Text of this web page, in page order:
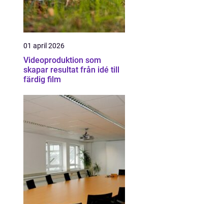
01 april 2026
Videoproduktion som
skapar resultat från idé till
färdig film